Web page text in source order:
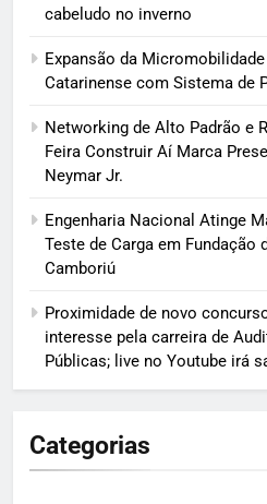
cabeludo no inverno
Expansão da
Catarinense com Sistema de
Networking de Alto Padrão e
Feira Construir Aí Marca
Neymar Jr.
Engenharia Nacional Atinge
Teste de Carga em Fundação
Camboriú
Proximidade de novo
interesse pela carreira de
Públicas; live no Youtube irá
Categorias